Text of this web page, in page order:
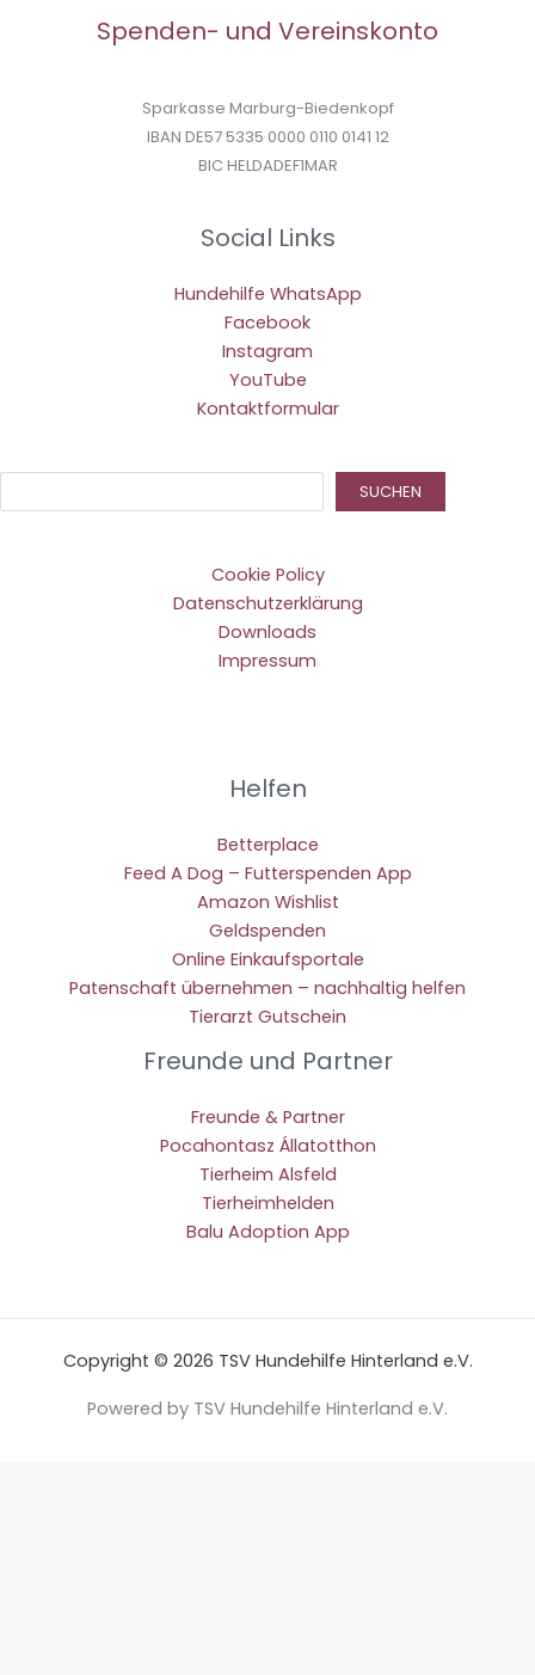
Spenden- und Vereinskonto
Sparkasse Marburg-Biedenkopf
IBAN DE57 5335 0000 0110 0141 12
BIC HELDADEF1MAR
Social Links
Hundehilfe WhatsApp
Facebook
Instagram
YouTube
Kontaktformular
SUCHEN
Cookie Policy
Datenschutzerklärung
Downloads
Impressum
Helfen
Betterplace
Feed A Dog – Futterspenden App
Amazon Wishlist
Geldspenden
Online Einkaufsportale
Patenschaft übernehmen – nachhaltig helfen
Tierarzt Gutschein
Freunde und Partner
Freunde & Partner
Pocahontasz Állatotthon
Tierheim Alsfeld
Tierheimhelden
Balu Adoption App
Copyright © 2026 TSV Hundehilfe Hinterland e.V.
Powered by TSV Hundehilfe Hinterland e.V.